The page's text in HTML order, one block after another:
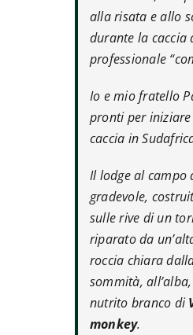
alla risata e allo
durante la caccia
professionale
Io e mio fratello
pronti per
caccia in
Il lodge al campo
gradevole,
sulle rive di un
riparato da
roccia chiara
sommità,
nutrito branco di
monkey.